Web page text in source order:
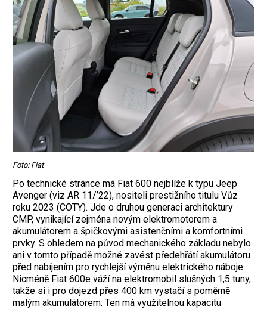
Foto: Fiat
Po technické stránce má Fiat 600 nejblíže k typu Jeep
Avenger (viz AR 11/’22), nositeli prestižního titulu Vůz
roku 2023 (COTY). Jde o druhou generaci architektury
CMP, vynikající zejména novým elektromotorem a
akumulátorem a špičkovými asistenčními a komfortními
prvky. S ohledem na původ mechanického základu nebylo
ani v tomto případě možné zavést předehřátí akumulátoru
před nabíjením pro rychlejší výměnu elektrického náboje.
Nicméně Fiat 600e váží na elektromobil slušných 1,5 tuny,
takže si i pro dojezd přes 400 km vystačí s poměrně
malým akumulátorem. Ten má využitelnou kapacitu